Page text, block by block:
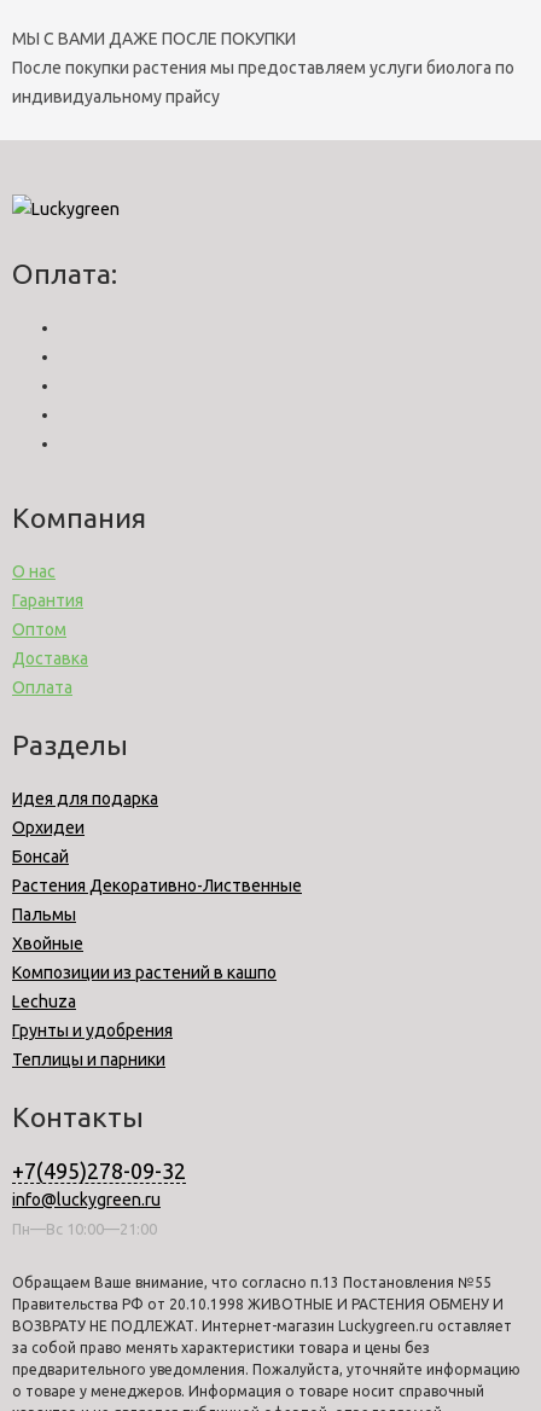
МЫ С ВАМИ ДАЖЕ ПОСЛЕ ПОКУПКИ
После покупки растения мы предоставляем услуги биолога по
индивидуальному прайсу
Оплата:
Компания
О нас
Гарантия
Оптом
Доставка
Оплата
Разделы
Идея для подарка
Орхидеи
Бонсай
Растения Декоративно-Лиственные
Пальмы
Хвойные
Композиции из растений в кашпо
Lechuza
Грунты и удобрения
Теплицы и парники
Контакты
+7(495)278-09-32
info@luckygreen.ru
Пн—Вс 10:00—21:00
Обращаем Ваше внимание, что согласно п.13 Постановления №55
Правительства РФ от 20.10.1998 ЖИВОТНЫЕ И РАСТЕНИЯ ОБМЕНУ И
ВОЗВРАТУ НЕ ПОДЛЕЖАТ. Интернет-магазин Luckygreen.ru оставляет
за собой право менять характеристики товара и цены без
предварительного уведомления. Пожалуйста, уточняйте информацию
о товаре у менеджеров. Информация о товаре носит справочный